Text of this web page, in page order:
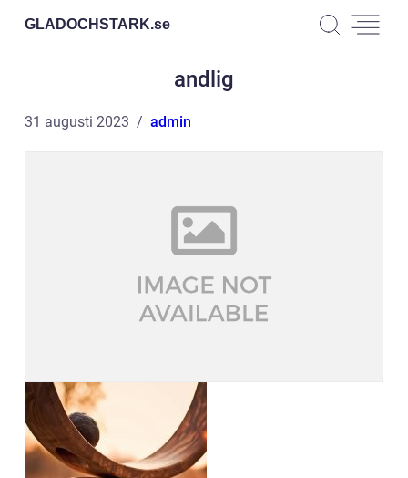
GLADOCHSTARK.se
andlig
31 augusti 2023 admin